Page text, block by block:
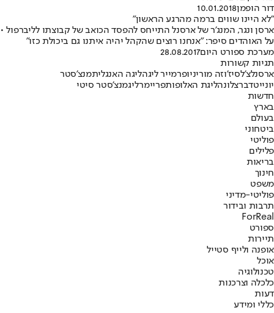
דור הופמן10.01.2018
"לא היינו שווים ברמה מהרגע הראשון"
ארסן ונגר, המנג'ר של ארסנל התייחס להפסד הכואב של קבוצתו לליברפול •
על האוהדים סיפר: "אנחנו רוצים שהקהל יהיה איתנו גם ביכולת כזו"
מערכת ספורט היום28.08.2017
תגיות קשורות
ארסנלצ'לסיז'וזה מוריניופרמייר ליגהליגה האנגליתמנצ'סטר
יונייטדברצלונהליגת האלופותפריימרליגמנצ'סטר סיטי
חדשות
בארץ
בעולם
ביטחוני
פוליטי
פלילים
בריאות
חינוך
משפט
פוליטי-מדיני
תרבות ובידור
ForReal
ספורט
תיירות
אופנה ולייף סטייל
אוכל
טכנולוגיה
כלכלה וצרכנות
דעות
כללי ומידע